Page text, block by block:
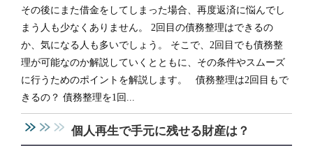
その後にまた借金をしてしまった場合、再度返済に悩んでし
まう人も少なくありません。 2回目の債務整理はできるの
か、気になる人も多いでしょう。 そこで、2回目でも債務整
理が可能なのか解説していくとともに、その条件やスムーズ
に行うためのポイントを解説します。 債務整理は2回目もで
きるの？ 債務整理を1回...
個人再生で手元に残せる財産は？